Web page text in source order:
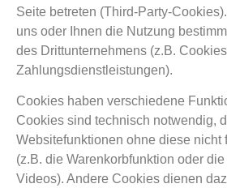
Seite betreten (Third-Party-
uns oder Ihnen die Nutzung
des Drittunternehmens (z.B.
Zahlungsdienstleistungen).
Cookies haben verschiedene
Cookies sind technisch notwendig,
Websitefunktionen ohne diese nicht
(z.B. die Warenkorbfunktion oder
Videos). Andere Cookies dienen